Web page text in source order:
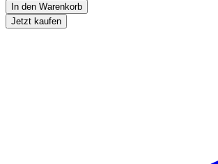
In den Warenkorb
Jetzt kaufen